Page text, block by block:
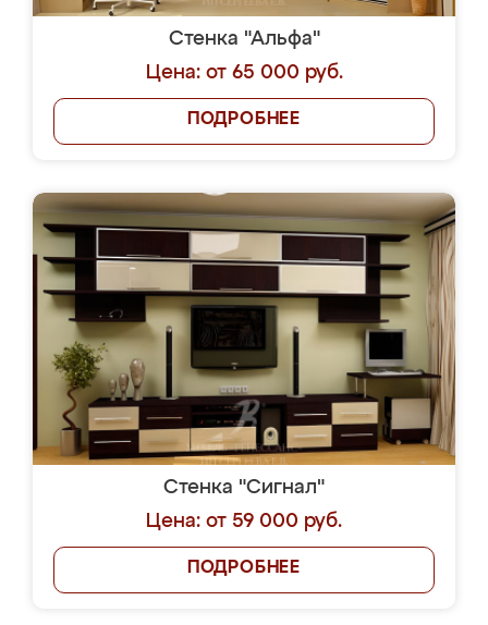
Стенка "Альфа"
Цена: от 65 000 руб.
ПОДРОБНЕЕ
Стенка "Сигнал"
Цена: от 59 000 руб.
ПОДРОБНЕЕ